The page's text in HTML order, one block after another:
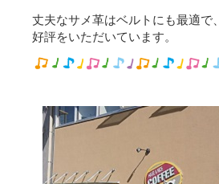
丈夫なサメ革はベルトにも最適で、
好評をいただいています。